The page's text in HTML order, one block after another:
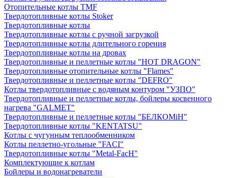
Отопительные котлы TMF
Твердотопливные котлы Stoker
Твердотопливные котлы
Твердотопливные котлы с ручной загрузкой
Твердотопливные котлы длительного горения
Твердотопливные котлы на дровах
Твердотопливные и пеллетные котлы "HOT DRAGON"
Твердотопливные отопительные котлы "Flames"
Твердотопливные и пеллетные котлы "DEFRO"
Котлы твердотопливные с водяным контуром "УЗПО"
Твердотопливные и пеллетные котлы, бойлеры косвенного
нагрева "GALMET"
Твердотопливные и пеллетные котлы "БЕЛКОМiН"
Твердотопливные котлы "KENTATSU"
Котлы с чугунным теплообменником
Котлы пеллетно-угольные "FACI"
Твердотопливные котлы "Metal-FacH"
Комплектующие к котлам
Бойлеры и водонагреватели